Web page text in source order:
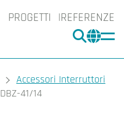
PROGETTI REFERENZE
CERCA
Accessori Interruttori
DBZ-41/14